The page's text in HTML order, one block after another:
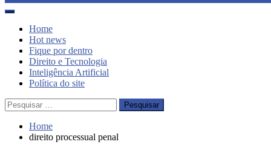
Home
Hot news
Fique por dentro
Direito e Tecnologia
Inteligência Artificial
Política do site
Pesquisar
por:
Home
direito processual penal